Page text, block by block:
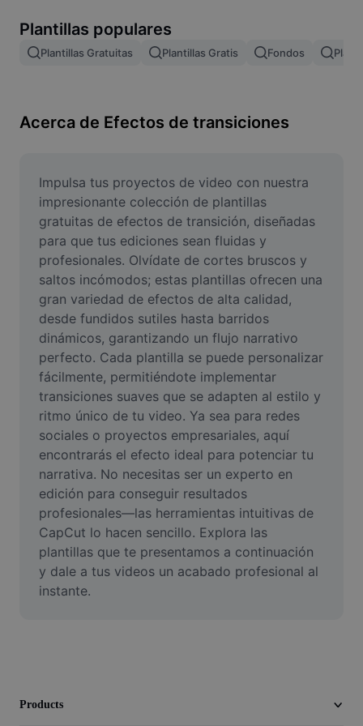
Image merge
Resize Image
Meme Generator
AI Text Remover
AI People Remover
AI Inpainting
Face Cutout
Video
Remove video BG
Enhance quality
Video Editor
Trim Video
Add Subtitles To Video
Video Converter
Plantillas populares
Plantillas Gratuitas Plantillas Gratis Fondos
Acerca de Efectos de transiciones
Impulsa tus proyectos de video con nuestra
impresionante colección de plantillas
gratuitas de efectos de transición, diseñadas
para que tus ediciones sean fluidas y
profesionales. Olvídate de cortes bruscos y
saltos incómodos; estas plantillas ofrecen una
gran variedad de efectos de alta calidad,
desde fundidos sutiles hasta barridos
dinámicos, garantizando un flujo narrativo
perfecto. Cada plantilla se puede personalizar
fácilmente, permitiéndote implementar
transiciones suaves que se adapten al estilo y
ritmo único de tu video. Ya sea para redes
sociales o proyectos empresariales, aquí
encontrarás el efecto ideal para potenciar tu
narrativa. No necesitas ser un experto en
edición para conseguir resultados
profesionales—las herramientas intuitivas de
CapCut lo hacen sencillo. Explora las
plantillas que te presentamos a continuación
y dale a tus videos un acabado profesional al
instante.
Products